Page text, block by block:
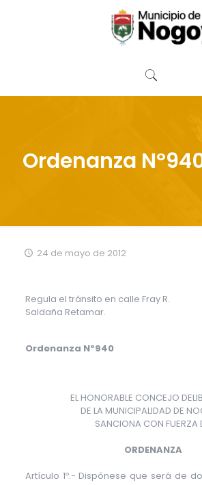
Ordenanza
24 de mayo de 2012
Regula el tránsito en calle Fray R.
Saldaña Retamar.
Ordenanza Nº940
EL HONORABLE CONCEJO
DE LA MUNICIPALIDAD DE
SANCIONA CON FUERZA
ORDENANZA
Artículo 1º.- Dispónese que será de